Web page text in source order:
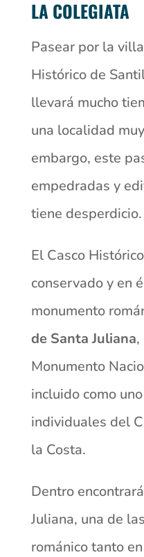
LA COLEGIATA
Pasear por la
Histórico de
llevará mucho
una localidad
embargo, este
empedradas y
tiene desperdicio.
El Casco
conservado y en
monumento
de Santa Juliana
Monumento
incluido como
individuales del
la Costa.
Dentro
Juliana, una de
románico tanto